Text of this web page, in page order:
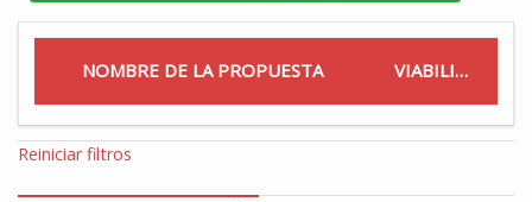
NOMBRE DE LA PROPUESTA VIABILIDAD
Reiniciar filtros